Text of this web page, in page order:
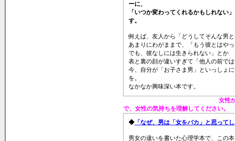
ーに、
「いつか変わってくれるかもしれない
す。
例えば、友人から「どうしてそんな男
あまりにわがままで、「もう彼とはやっ
でも、彼なしには生きられない」とか
表と裏の顔が違いすぎて「他人の前で
今、自分が「お子さま男」といっしょ
を。
なかなか興味深い本です。
女性
で、女性の気持ちを理解してください。
◆ 「なぜ、男は「女をバカ」と思ってし
男女の違いを書いた心理学本で、この